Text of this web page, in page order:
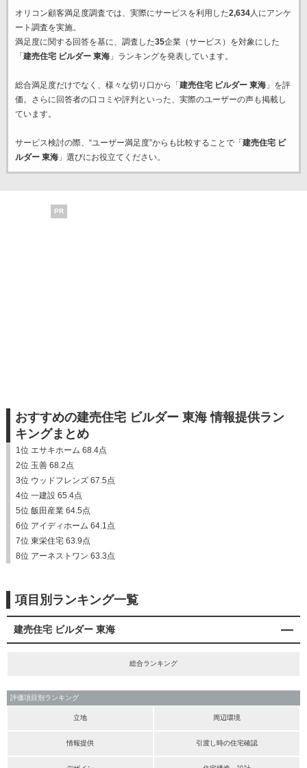
オリコン顧客満足度調査では、実際にサービスを利用した2,634人にアンケ
ート調査を実施。
満足度に関する回答を基に、調査した35企業（サービス）を対象にした
「 建売住宅 ビルダー 東海」ランキングを発表しています。
総合満足度だけでなく、様々な切り口から「 建売住宅 ビルダー 東海」を評
価。さらに回答者の口コミや評判といった、実際のユーザーの声も掲載し
ています。
サービス検討の際、“ユーザー満足度”からも比較することで「 建売住宅 ビ
ルダー 東海」選びにお役立てください。
PR
おすすめの建売住宅 ビルダー 東海 情報提供ラン
キングまとめ
1位 エサキホーム 68.4点
2位 玉善 68.2点
3位 ウッドフレンズ 67.5点
4位 一建設 65.4点
5位 飯田産業 64.5点
6位 アイディホーム 64.1点
7位 東栄住宅 63.9点
8位 アーネストワン 63.3点
項目別ランキング一覧
建売住宅 ビルダー 東海
総合ランキング
評価項目別ランキング
立地 周辺環境
情報提供 引渡し時の住宅確認